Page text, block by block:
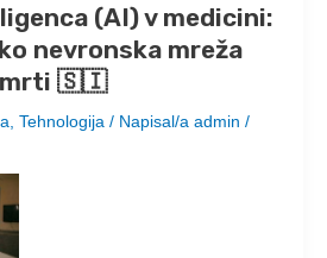
(AI) v medicini:
nevronska mreža
🇸🇮
Tehnologija / Napisal/a admin /